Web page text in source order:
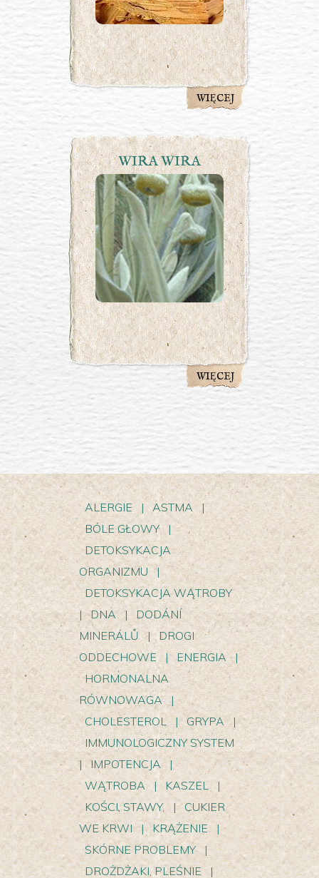
WIĘCEJ
WIRA WIRA
WIĘCEJ
ALERGIE | ASTMA
|
BÓLE GŁOWY
|
DETOKSYKACJA
ORGANIZMU
|
DETOKSYKACJA WĄTROBY
|
DNA |
DODÁNÍ
MINERÁLŮ
|
DROGI
ODDECHOWE
| ENERGIA
|
HORMONALNA
RÓWNOWAGA |
CHOLESTEROL
| GRYPA
|
IMMUNOLOGICZNY SYSTEM
|
IMPOTENCJA
|
WĄTROBA
| KASZEL |
KOŚCI, STAWY,
|
CUKIER
WE KRWI
| KRĄŻENIE
|
SKÓRNE PROBLEMY
|
DROŻDŻAKI, PLEŚNIE
|